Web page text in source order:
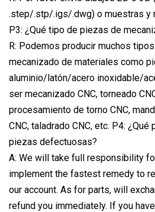
.step/.stp/.igs/.dwg) o muestras y
P3: ¿Qué tipo de piezas de
R: Podemos producir muchos
mecanizado de materiales como
aluminio/latón/acero inoxidable/
ser mecanizado CNC, torneado
procesamiento de torno CNC,
CNC, taladrado CNC, etc. P4:
piezas defectuosas?
A: We will take full responsibility
implement the fastest remedy to
our account. As for parts, will
refund you immediately. If you